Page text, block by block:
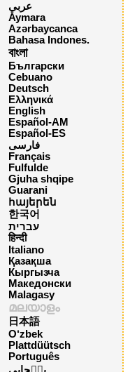
عربي
Aymara
Azərbaycanca
Bahasa Indones.
বাংলা
Български
Cebuano
Deutsch
Ελληνικά
English
Español-AM
Español-ES
فارسی
Français
Fulfulde
Gjuha shqipe
Guarani
հայերեն
한국어
עברית
हिन्दी
Italiano
Қазақша
Кыргызча
Македонски
Malagasy
മലയാളം
日本語
O‘zbek
Plattdüütsch
Português